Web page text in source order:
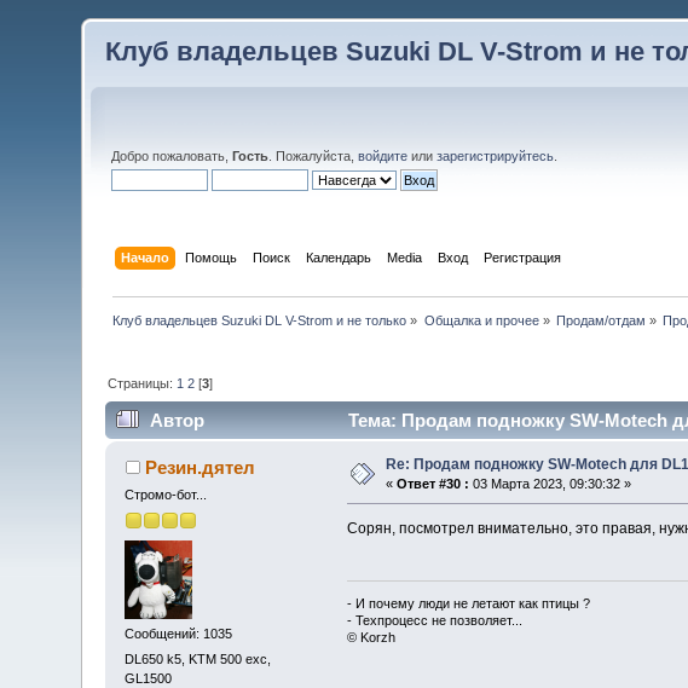
Клуб владельцев Suzuki DL V-Strom и не
Добро пожаловать,Гость . Пожалуйста,войдите илизарегистрируйтесь
Начало Помощь Поиск Календарь Media Вход Регистрация
Клуб владельцев Suzuki DL V-Strom и не только » Общалка и прочее» Продам/отдам »
Страницы: 1 2 [3]
Автор Тема: Продам подножку SW-Motech
Резин.дятел
Стромо-бот...
Сообщений: 1035
DL650 k5, KTM 500 exc,
GL1500
Re: Продам подножку SW-Motech для
«Ответ #30 : 03 Марта 2023, 09:30:32 »
Сорян, посмотрел внимательно, это правая,
- И почему люди не летают как птицы ?
- Техпроцесс не позволяет...
© Korzh